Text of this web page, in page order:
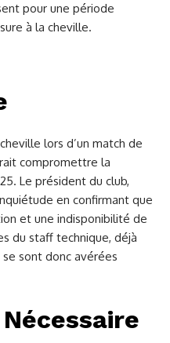
pour une période
à la cheville.
lors d’un match de
compromettre la
Le président du club,
en confirmant que
et une indisponibilité de
du staff technique, déjà
sont donc avérées